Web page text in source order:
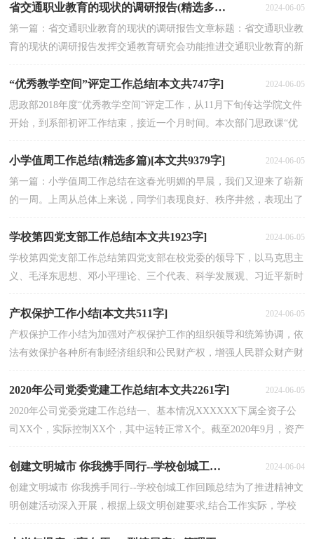
省交通职业教育的现状的调研报告(精选多篇)[本文共29386字] 2024-06-05
第一篇：省交通职业教育的现状的调研报告文章标题：省交通职业教
育的现状的调研报告发挥交通教育研究会功能推进交通职业教育的新
“优秀教学空间”评定工作总结[本文共747字] 2024-06-05
思政部2018年度“优秀教学空间”评定工作，从11月下旬传达学院文件
开始，到系部初评工作结束，接近一个月时间。本次部门思政课“优
小学值周工作总结(精选多篇)[本文共9379字] 2024-06-05
第一篇：小学值周工作总结在这春光明媚的早晨，我们又迎来了崭新
的一周。上周从总体上来说，同学们表现良好、秩序井然，表现出了
学校第四党支部工作总结[本文共1923字] 2024-06-05
学校第四党支部工作总结第四党支部在校党委的领导下，以马克思主
义、毛泽东思想、邓小平理论、三个代表、科学发展观、习近平新时
产权保护工作小结[本文共511字] 2024-06-05
产权保护工作小结为加强对产权保护工作的组织领导和统筹协调，依
法有效保护各种所有制经济组织和公民财产权，增强人民群众财产财
2020年公司党委党建工作总结[本文共2261字] 2024-06-05
2020年公司党委党建工作总结一、基本情况XXXXXX下属全资子公
司XX个，实际控制XX个，其中运转正常X个。截至2020年9月，资产
创建文明城市 你我携手同行--学校创城工作回顾总结[本文共1654字] 2024-06-04
创建文明城市 你我携手同行--学校创城工作回顾总结为了推进精神文
明创建活动深入开展，根据上级文明创建要求,结合工作实际，学校